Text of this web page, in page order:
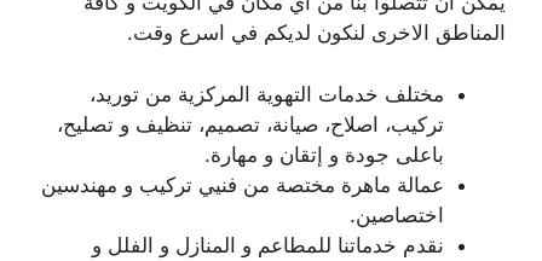
المناطق الاخرى لنكون لديكم في اسرع وقت.
مختلف خدمات التهوية المركزية من توريد،
تركيب، اصلاح، صيانة، تصميم، تنظيف و تصليح،
باعلى جودة و إتقان و مهارة.
عمالة ماهرة مختصة من فنيي تركيب و مهندسين
اختصاصين.
نقدم خدماتنا للمطاعم و المنازل و الفلل و